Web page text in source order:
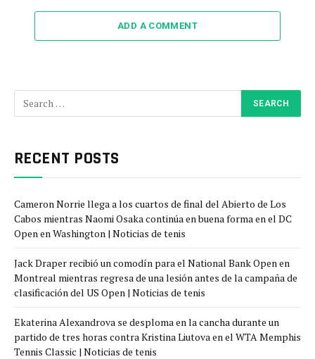
ADD A COMMENT
RECENT POSTS
Cameron Norrie llega a los cuartos de final del Abierto de Los
Cabos mientras Naomi Osaka continúa en buena forma en el DC
Open en Washington | Noticias de tenis
Jack Draper recibió un comodín para el National Bank Open en
Montreal mientras regresa de una lesión antes de la campaña de
clasificación del US Open | Noticias de tenis
Ekaterina Alexandrova se desploma en la cancha durante un
partido de tres horas contra Kristina Liutova en el WTA Memphis
Tennis Classic | Noticias de tenis